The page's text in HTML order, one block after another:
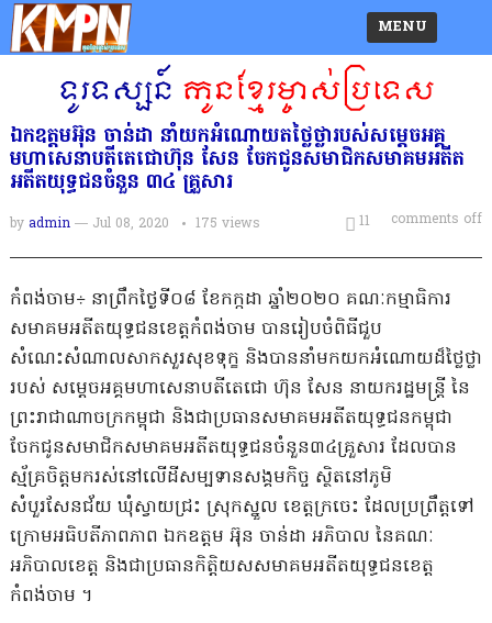
MENU
ឯកឧត្តមអ៊ុន ចាន់ដា នាំយកអំណោយតថ្លៃថ្លារបស់សម្ដេចអគ្គ
មហាសេនាបតីតេជោហ៊ុន សែន ចែកជូនសមាជិកសមាគមអតីត
អតីតយុទ្ធជនចំនួន ៣៤ គ្រួសារ
by admin — Jul 08, 2020 175 views comments off
11
កំពង់ចាម÷ នាព្រឹកថ្ងៃទី០៨ ខែកក្កដា ឆ្នាំ២០២០ គណៈកម្មាធិការ
សមាគមអតីតយុទ្ធជនខេត្តកំពង់ចាម បានរៀបចំពិធីជួប
សំណេះសំណាលសាកសួរសុខទុក្ខ និងបាននាំមកយកអំណោយដ៏ថ្លៃថ្លា
របស់ សម្ដេចអគ្គមហាសេនាបតីតេជោ ហ៊ុន សែន នាយករដ្ឋមន្ត្រី នៃ
ព្រះរាជាណាចក្រកម្ពុជា និងជាប្រធានសមាគមអតីតយុទ្ធជនកម្ពុជា
ចែកជូនសមាជិកសមាគមអតីតយុទ្ធជនចំនួន៣៤គ្រួសារ ដែលបាន
ស្ម័គ្រចិត្តមករស់នៅលើដីសម្បទានសង្គមកិច្ច ស្ថិតនៅភូមិ
សំបួរសែនជ័យ ឃុំស្វាយជ្រះ ស្រុកស្នួល ខេត្តក្រចេះ ដែលប្រព្រឹត្តទៅ
ក្រោមអធិបតីភាពភាព ឯកឧត្តម អ៊ុន ចាន់ដា អភិបាល នៃគណៈ
អភិបាលខេត្ត និងជាប្រធានកិត្តិយសសមាគម​អតីត​យុទ្ធជន​ខេត្ត​
កំពង់ចាម​ ។